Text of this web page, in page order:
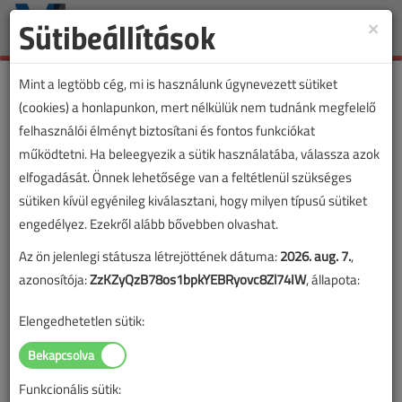
Toggle
×
Sütibeállítások
Mint a legtöbb cég, mi is használunk úgynevezett sütiket
(cookies) a honlapunkon, mert nélkülük nem tudnánk megfelelő
felhasználói élményt biztosítani és fontos funkciókat
működtetni. Ha beleegyezik a sütik használatába, válassza azok
elfogadását. Önnek lehetősége van a feltétlenül szükséges
sütiken kívül egyénileg kiválasztani, hogy milyen típusú sütiket
engedélyez. Ezekről alább bővebben olvashat.
Az ön jelenlegi státusza létrejöttének dátuma:2026. aug. 7.,
azonosítója:ZzKZyQzB78os1bpkYEBRyovc8Zl74IW, állapota:
Elengedhetetlen sütik:
Funkcionális sütik: